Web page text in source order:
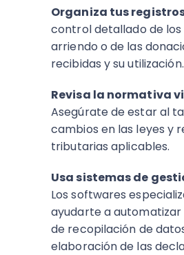
Organiza tus
control detallado de
arriendo o de las
recibidas y su utilización.
Revisa la normativa
Asegúrate de estar al
cambios en las leyes y
tributarias aplicables.
Usa sistemas de
Los softwares
ayudarte a
de recopilación de
elaboración de las